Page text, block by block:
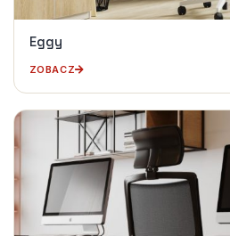
Eggy
ZOBACZ